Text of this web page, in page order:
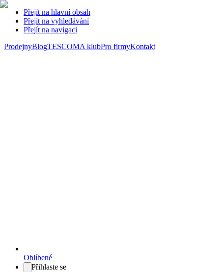
Přejít na hlavní obsah
Přejít na vyhledávání
Přejít na navigaci
ProdejnyBlogTESCOMA klubPro firmyKontakt
Oblíbené
Přihlaste se